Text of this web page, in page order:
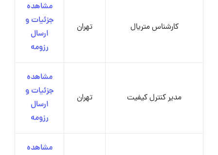
کارشناس متریال تهران
مشاهده
جزئیات و
ارسال
رزومه
مدیر کنترل کیفیت تهران
مشاهده
جزئیات و
ارسال
رزومه
مشاهده